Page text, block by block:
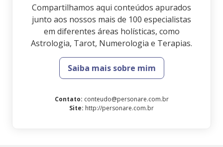
Compartilhamos aqui conteúdos apurados
junto aos nossos mais de 100 especialistas
em diferentes áreas holísticas, como
Astrologia, Tarot, Numerologia e Terapias.
Saiba mais sobre mim
Contato: conteudo@personare.com.br
Site: http://personare.com.br